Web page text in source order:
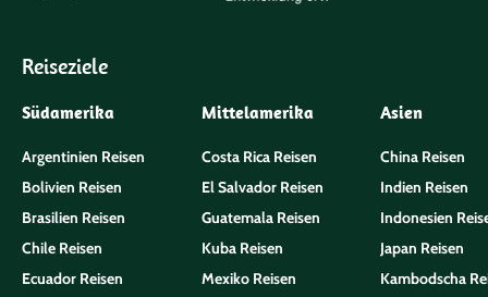
Reiseziele
Südamerika
Argentinien Reisen
Bolivien Reisen
Brasilien Reisen
Chile Reisen
Ecuador Reisen
Mittelamerika
Costa Rica Reisen
El Salvador Reisen
Guatemala Reisen
Kuba Reisen
Mexiko Reisen
Asien
China Reisen
Indien Reisen
Indonesien
Japan Reisen
Kambodscha